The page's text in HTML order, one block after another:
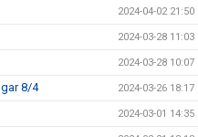
2024-04-02 21:50
2024-03-28 11:03
2024-03-28 10:07
8/4 2024-03-26 18:17
2024-03-01 14:35